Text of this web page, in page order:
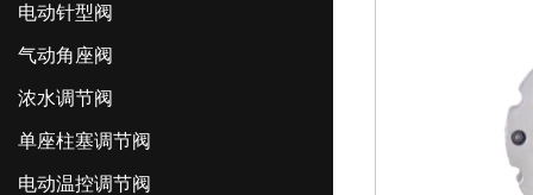
电动针型阀
气动角座阀
浓水调节阀
单座柱塞调节阀
电动温控调节阀